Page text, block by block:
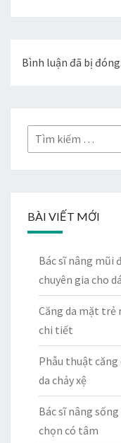
Bình luận đã bị đóng.
Tìm
kiếm:
BÀI VIẾT MỚI
Bác sĩ nâng mũi
chuyên gia cho
Căng da mặt trẻ
chi tiết
Phẫu thuật
da chảy xệ
Bác sĩ nâng
chọn có tâm